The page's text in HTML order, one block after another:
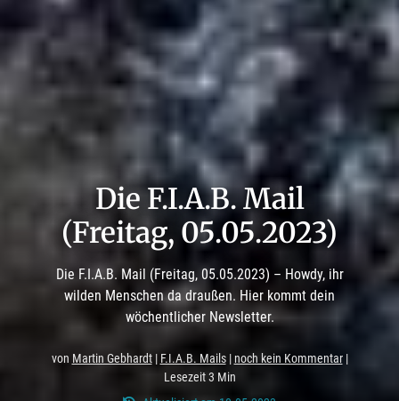
Die F.I.A.B. Mail
(Freitag, 05.05.2023)
Die F.I.A.B. Mail (Freitag, 05.05.2023) – Howdy, ihr
wilden Menschen da draußen. Hier kommt dein
wöchentlicher Newsletter.
von Martin Gebhardt| F.I.A.B. Mails|noch kein Kommentar|
Lesezeit 3 Min